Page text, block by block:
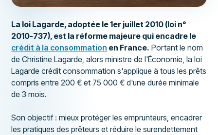
La loi Lagarde, adoptée le 1er juillet 2010 (loi n°
2010-737), est la réforme majeure qui encadre le
crédit à la consommation en France. Portant le nom
de Christine Lagarde, alors ministre de l'Économie, la loi
Lagarde crédit consommation s'applique à tous les prêts
compris entre 200 € et 75 000 € d'une durée minimale
de 3 mois.
Son objectif : mieux protéger les emprunteurs, encadrer
les pratiques des prêteurs et réduire le surendettement